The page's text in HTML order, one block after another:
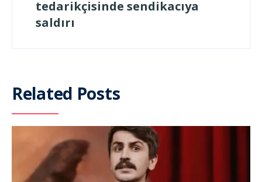
tedarikçisinde sendikacıya
saldırı
Related Posts